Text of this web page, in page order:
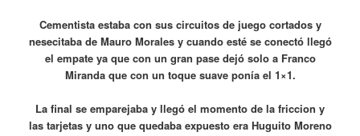
Cementista estaba con sus circuitos de juego cortados y
nesecitaba de Mauro Morales y cuando esté se conectó llegó
el empate ya que con un gran pase dejó solo a Franco
Miranda que con un toque suave ponía el 1×1.
La final se emparejaba y llegó el momento de la friccion y
las tarjetas y uno que quedaba expuesto era Huguito Moreno